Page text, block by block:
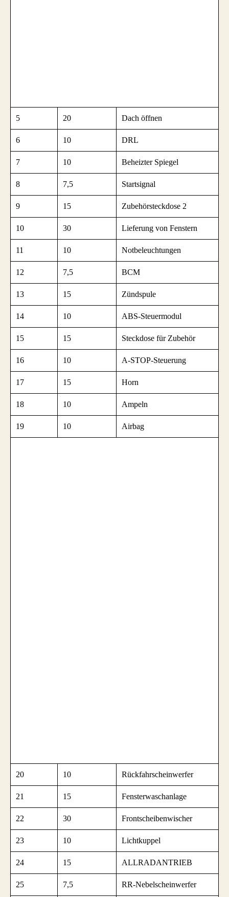
5 20 Dach öffnen
6 10 DRL
7 10 Beheizter Spiegel
8 7,5 Startsignal
9 15 Zubehörsteckdose 2
10 30 Lieferung von Fenstern
11 10 Notbeleuchtungen
12 7,5 BCM
13 15 Zündspule
14 10 ABS-Steuermodul
15 15 Steckdose für Zubehör
16 10 A-STOP-Steuerung
17 15 Horn
18 10 Ampeln
19 10 Airbag
20 10 Rückfahrscheinwerfer
21 15 Fensterwaschanlage
22 30 Frontscheibenwischer
23 10 Lichtkuppel
24 15 ALLRADANTRIEB
25 7,5 RR-Nebelscheinwerfer